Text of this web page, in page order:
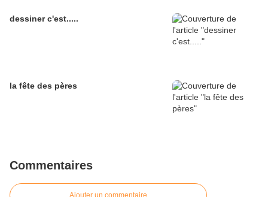
dessiner c'est.....
la fête des pères
Commentaires
Ajouter un commentaire